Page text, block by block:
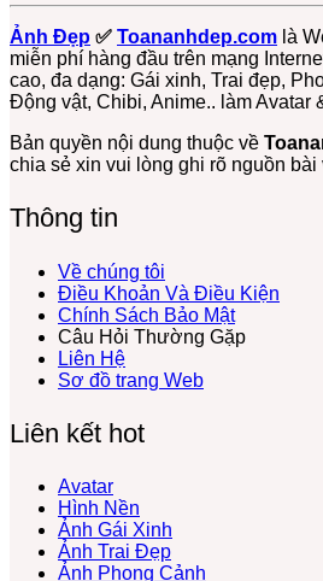
Loại
Cute
–
Miễn
Phí
Tải
Về
Ngay
Đẹp,
Dễ
Thương
Cực
Hot:
Teddy,
Bơ,
Bạch
Tuộc,
Lọc
Ảnh
Meme
Gấu
Trúc,
Ảnh
Gấu
Miễn
Phí
Ảnh Đẹp ✅ Toananhdep.com là
miễn phí hàng đầu trên mạng
cao, đa dạng: Gái xinh, Trai đẹp,
Động vật, Chibi, Anime.. làm Avatar
Bản quyền nội dung thuộc về
chia sẻ xin vui lòng ghi rõ nguồn bài
Thông tin
Về chúng tôi
Điều Khoản Và Điều Kiện
Chính Sách Bảo Mật
Câu Hỏi Thường Gặp
Liên Hệ
Sơ đồ trang Web
Liên kết hot
Avatar
Hình Nền
Ảnh Gái Xinh
Ảnh Trai Đẹp
Ảnh Phong Cảnh